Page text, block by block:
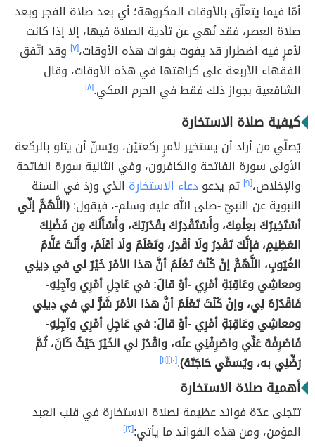
أمّا فيما يتعلّق بالأوقات المكروهة؛ أي بعد صلاة الفجر وبعد
صلاة العصر، فقد نُهي عن تأدية الصلاة فيها، إلا إذا كانت
لأمرٍ فيه اضطرار قد يفوت بفوات هذه الأوقات،[٧]
وقد اتّفق
الفقهاء الأربعة على كراهتها في هذه الأوقات، وقال
الشافعية بجواز ذلك فقط في الحرم المكي.[٨]
كيفية صلاة الاستخارة
يُصلّي من أراد أن يستخير لأمرٍ ركعتيْن، ويُسنّ أن يتلو بالركعة
الأولى سورة الفاتحة والكافرون، وفي الثانية سورة الفاتحة
والإخلاص،[٩] ثم يدعودعاء الاستخارة الذي ورَدَ في السنة
النبوية عن النبيّ -صلى الله عليه وسلم-، فيقول:(اللَّهُمَّ إنِّي
أسْتَخِيرُكَ بعِلْمِكَ، وأَسْتَقْدِرُكَ بقُدْرَتِكَ، وأَسْأَلُكَ مِن فَضْلِكَ
العَظِيمِ، فإنَّكَ تَقْدِرُ ولَا أقْدِرُ، وتَعْلَمُ ولَا أعْلَمُ، وأَنْتَ عَلَّامُ
الغُيُوبِ، اللَّهُمَّ إنْ كُنْتَ تَعْلَمُ أنَّ هذا الأمْرَ خَيْرٌ لي في دِينِي
ومعاشِي وعَاقِبَةِ أمْرِي -أوْ قالَ: في عَاجِلِ أمْرِي وآجِلِهِ-
فَاقْدُرْهُ لِي، وإنْ كُنْتَ تَعْلَمُ أنَّ هذا الأمْرَ شَرٌّ لي في دِينِي
ومعاشِي وعَاقِبَةِ أمْرِي -أوْ قالَ: في عَاجِلِ أمْرِي وآجِلِهِ-
فَاصْرِفْهُ عَنِّي واصْرِفْنِي عنْه، واقْدُرْ لي الخَيْرَ حَيْثُ كَانَ، ثُمَّ
رَضِّنِي به، ويُسَمِّي حَاجَتَهُ).[١٠] [١١]
أهمية صلاة الاستخارة
تتجلى عدّة فوائد عظيمة لصلاة الاستخارة في قلب العبد
المؤمن، ومن هذه الفوائد ما يأتي:[١٢]